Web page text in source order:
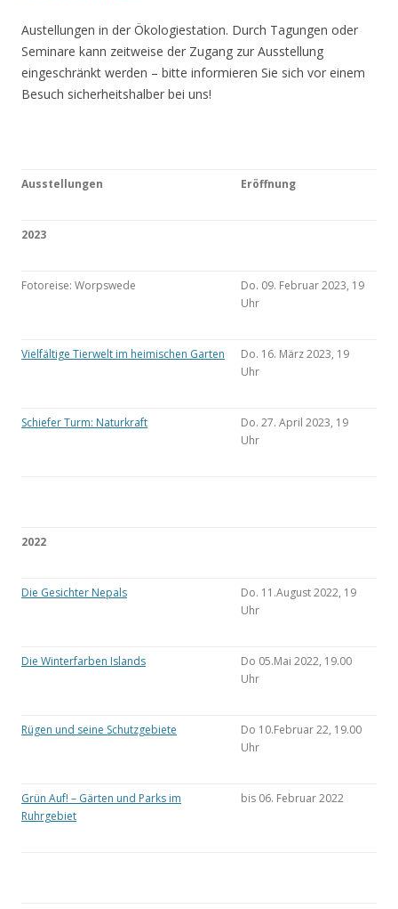
Austellungen in der Ökologiestation. Durch Tagungen oder
Seminare kann zeitweise der Zugang zur Ausstellung
eingeschränkt werden – bitte informieren Sie sich vor einem
Besuch sicherheitshalber bei uns!
Ausstellungen Eröffnung
2023
Fotoreise: Worpswede
Do. 09. Februar 2023, 19
Uhr
Vielfältige Tierwelt im heimischen Garten
Do. 16. März 2023, 19
Uhr
Schiefer Turm: Naturkraft
Do. 27. April 2023, 19
Uhr
2022
Die Gesichter Nepals
Do. 11.August 2022, 19
Uhr
Die Winterfarben Islands
Do 05.Mai 2022, 19.00
Uhr
Rügen und seine Schutzgebiete
Do 10.Februar 22, 19.00
Uhr
Grün Auf! – Gärten und Parks im
Ruhrgebiet
bis 06. Februar 2022